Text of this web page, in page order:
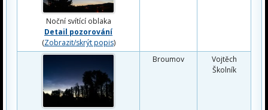
Noční svítící oblaka
Detail pozorování
(Zobrazit/skrýt popis)
Broumov
Vojtěch
Školník